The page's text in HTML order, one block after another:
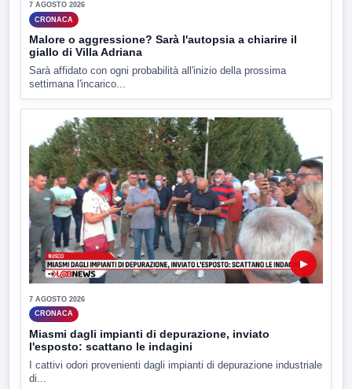
7 AGOSTO 2026
CRONACA
Malore o aggressione? Sarà l'autopsia a chiarire il
giallo di Villa Adriana
Sarà affidato con ogni probabilità all'inizio della prossima
settimana l'incarico...
▶
7 AGOSTO 2026
CRONACA
Miasmi dagli impianti di depurazione, inviato
l'esposto: scattano le indagini
I cattivi odori provenienti dagli impianti di depurazione industriale
di...